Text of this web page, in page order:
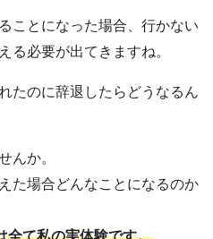
ことになった場合、行かない
る必要が出てきますね。
たのに辞退したらどうなるん
んか。
た場合どんなことになるのか